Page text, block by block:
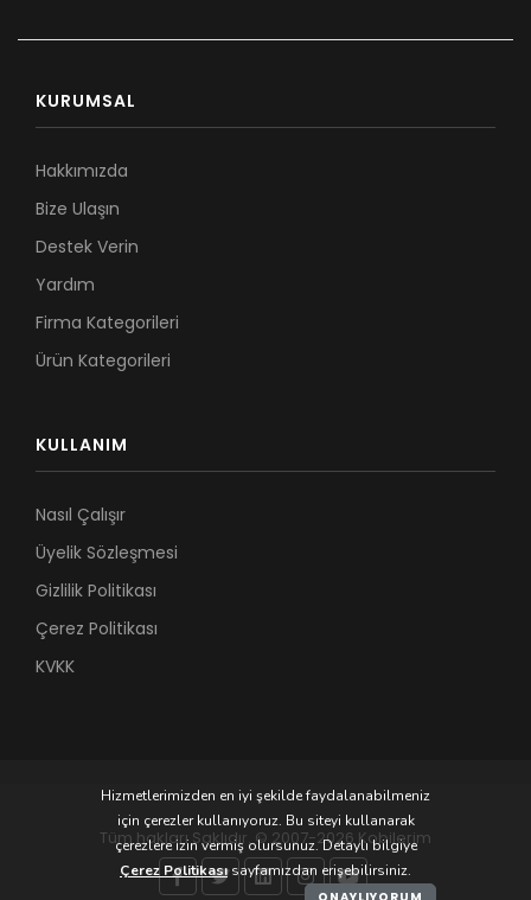
KURUMSAL
Hakkımızda
Bize Ulaşın
Destek Verin
Yardım
Firma Kategorileri
Ürün Kategorileri
KULLANIM
Nasıl Çalışır
Üyelik Sözleşmesi
Gizlilik Politikası
Çerez Politikası
KVKK
Tüm hakları Saklıdır. © 2007-2026 Kobilerim
Hizmetlerimizden en iyi şekilde faydalanabilmeniz
için çerezler kullanıyoruz. Bu siteyi kullanarak
çerezlere izin vermiş olursunuz. Detaylı bilgiye
Çerez Politikasısayfamızdan erişebilirsiniz.